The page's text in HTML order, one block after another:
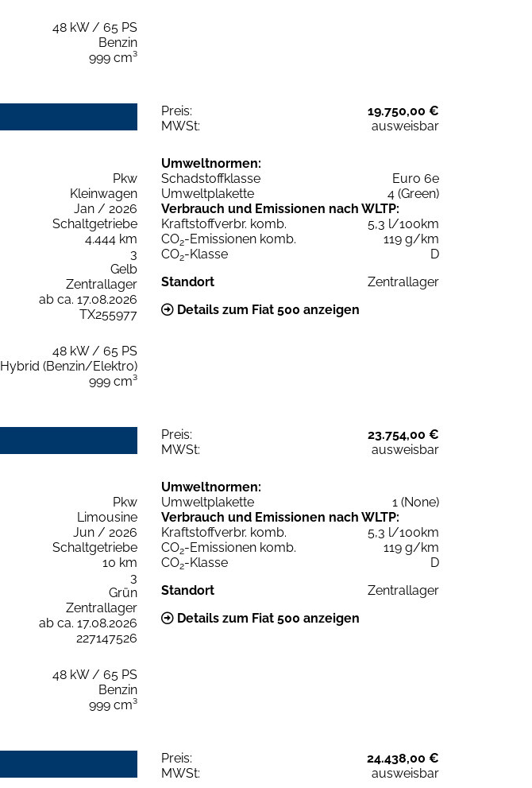
48 kW / 65 PS
Benzin
999 cm³
Preis:
19.750,00 €
MWSt:
ausweisbar
Pkw
Kleinwagen
Jan / 2026
Schaltgetriebe
4.444 km
3
Gelb
Zentrallager
ab ca. 17.08.2026
TX255977
48 kW / 65 PS
Hybrid (Benzin/Elektro)
999 cm³
Umweltnormen:
Schadstoffklasse
Euro 6e
Umweltplakette
4 (Green)
Verbrauch und Emissionen nach WLTP:
Kraftstoffverbr. komb.
5,3 l/100km
CO2-Emissionen komb.
119 g/km
CO2-Klasse
D
Standort
Zentrallager
Details zum Fiat 500 anzeigen
Preis:
23.754,00 €
MWSt:
ausweisbar
Pkw
Limousine
Jun / 2026
Schaltgetriebe
10 km
3
Grün
Zentrallager
ab ca. 17.08.2026
227147526
48 kW / 65 PS
Benzin
999 cm³
Umweltnormen:
Umweltplakette
1 (None)
Verbrauch und Emissionen nach WLTP:
Kraftstoffverbr. komb.
5,3 l/100km
CO2-Emissionen komb.
119 g/km
CO2-Klasse
D
Standort
Zentrallager
Details zum Fiat 500 anzeigen
Preis:
24.438,00 €
MWSt:
ausweisbar